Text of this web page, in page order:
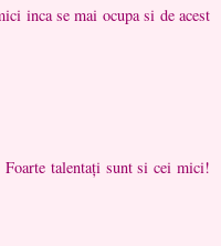
inca se mai ocupa si de acest
talentați sunt si cei mici!